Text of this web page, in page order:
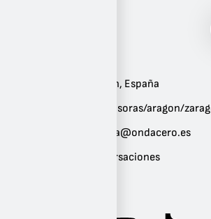
Aragón, España
ondacero.es/emisoras/aragon/
noticias.zaragoza@ondacero.es
Conversaciones